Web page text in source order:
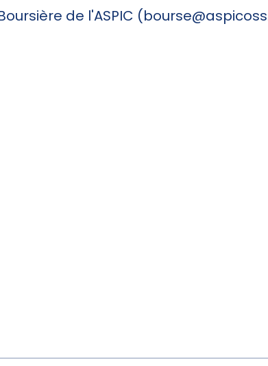
de l'ASPIC